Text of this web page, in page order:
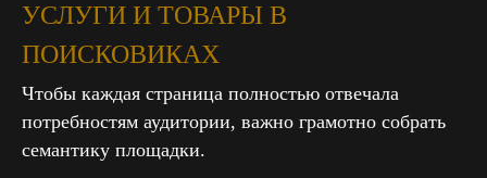
УСЛУГИ И ТОВАРЫ В
ПОИСКОВИКАХ
Чтобы каждая страница полностью отвечала
потребностям аудитории, важно грамотно собрать
семантику площадки.